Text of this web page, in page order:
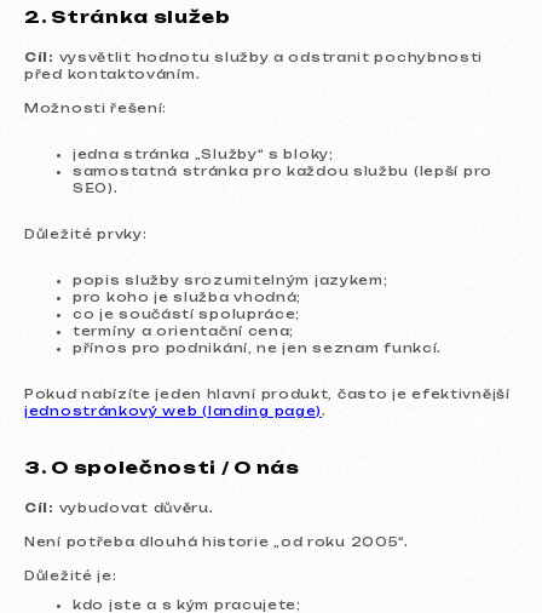
2. Stránka služeb
Cíl: vysvětlit hodnotu služby a odstranit pochybnosti
před kontaktováním.
Možnosti řešení:
jedna stránka „Služby“ s bloky;
samostatná stránka pro každou službu (lepší pro
SEO).
Důležité prvky:
popis služby srozumitelným jazykem;
pro koho je služba vhodná;
co je součástí spolupráce;
termíny a orientační cena;
přínos pro podnikání, ne jen seznam funkcí.
Pokud nabízíte jeden hlavní produkt, často je efektivnější
jednostránkový web (landing page).
3. O společnosti / O nás
Cíl: vybudovat důvěru.
Není potřeba dlouhá historie „od roku 2005“.
Důležité je:
kdo jste a s kým pracujete;